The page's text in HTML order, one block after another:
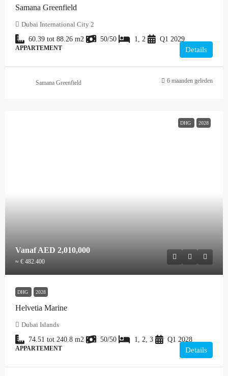
Samana Greenfield
Dubai International City 2
60.39 tot 88.26 m2 50/50 1, 2 Q1 2029
APPARTEMENT Details
Samana Greenfield 6 maanden geleden
DHG 2028
VanafAED 2,010,000
≈ € 482.400
DHG 2028
Helvetia Marine
Dubai Islands
74.51 tot 240.8 m2 50/50 1, 2, 3 Q1 2028
APPARTEMENT Details